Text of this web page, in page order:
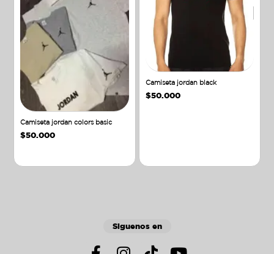
Camiseta jordan colors basic
$50.000
Camiseta jordan black
$50.000
Siguenos en